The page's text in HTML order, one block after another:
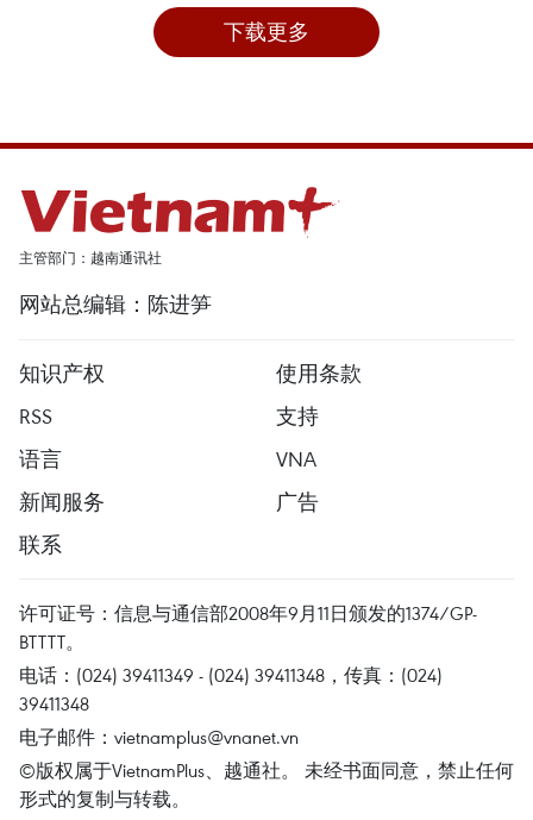
下载更多
主管部门：越南通讯社
网站总编辑：陈进笋
知识产权
使用条款
RSS
支持
语言
VNA
新闻服务
广告
联系
许可证号：信息与通信部2008年9月11日颁发的1374/GP-
BTTTT。
电话：(024) 39411349 - (024) 39411348，传真：(024)
39411348
电子邮件： vietnamplus@vnanet.vn
©版权属于VietnamPlus、越通社。 未经书面同意，禁止任何
形式的复制与转载。